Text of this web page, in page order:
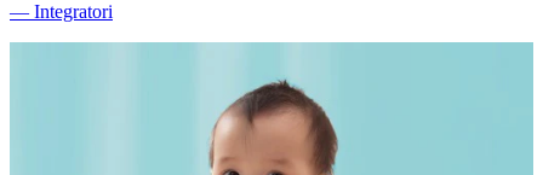
― Integratori